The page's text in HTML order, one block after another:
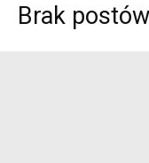
Brak